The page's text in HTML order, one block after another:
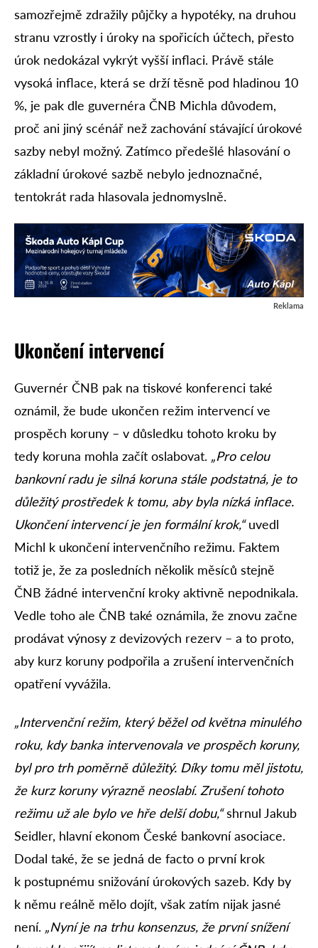
samozřejmě zdražily půjčky a hypotéky, na druhou
stranu vzrostly i úroky na spořicích účtech, přesto
úrok nedokázal vykrýt vyšší inflaci. Právě stále
vysoká inflace, která se drží těsně pod hladinou 10
%, je pak dle guvernéra ČNB Michla důvodem,
proč ani jiný scénář než zachování stávající úrokové
sazby nebyl možný. Zatímco předešlé hlasování o
základní úrokové sazbě nebylo jednoznačné,
tentokrát rada hlasovala jednomyslně.
Reklama
Ukončení intervencí
Guvernér ČNB pak na tiskové konferenci také
oznámil, že bude ukončen režim intervencí ve
prospěch koruny – v důsledku tohoto kroku by
tedy koruna mohla začít oslabovat. „Pro celou
bankovní radu je silná koruna stále podstatná, je to
důležitý prostředek k tomu, aby byla nízká inflace.
Ukončení intervencí je jen formální krok,“uvedl
Michl k ukončení intervenčního režimu. Faktem
totiž je, že za posledních několik měsíců stejně
ČNB žádné intervenční kroky aktivně nepodnikala.
Vedle toho ale ČNB také oznámila, že znovu začne
prodávat výnosy z devizových rezerv – a to proto,
aby kurz koruny podpořila a zrušení intervenčních
opatření vyvážila.
„Intervenční režim, který běžel od května minulého
roku, kdy banka intervenovala ve prospěch koruny,
byl pro trh poměrně důležitý. Díky tomu měl jistotu,
že kurz koruny výrazně neoslabí. Zrušení tohoto
režimu už ale bylo ve hře delší dobu,“shrnul Jakub
Seidler, hlavní ekonom České bankovní asociace.
Dodal také, že se jedná de facto o první krok
k postupnému snižování úrokových sazeb. Kdy by
k němu reálně mělo dojít, však zatím nijak jasné
není. „Nyní je na trhu konsenzus, že první snížení